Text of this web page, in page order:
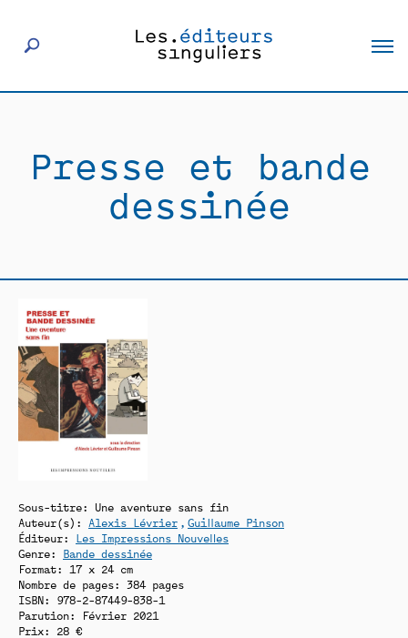
Éditeurs
Actualités
Rencontres
Presse et bande
dessinée
Sous-titre: Une aventure sans fin
Auteur(s): Alexis Lévrier
Guillaume Pinson
Éditeur: Les Impressions Nouvelles
Genre: Bande dessinée
Format: 17 x 24 cm
Nombre de pages: 384 pages
ISBN: 978-2-87449-838-1
Parution: Février 2021
Prix: 28 €